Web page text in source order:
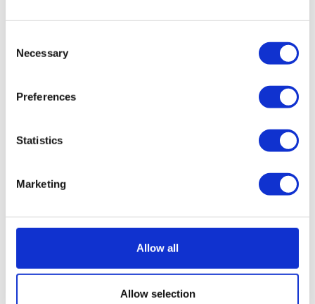
Selection
Necessary
Preferences
Statistics
Marketing
Allow all
Allow selection